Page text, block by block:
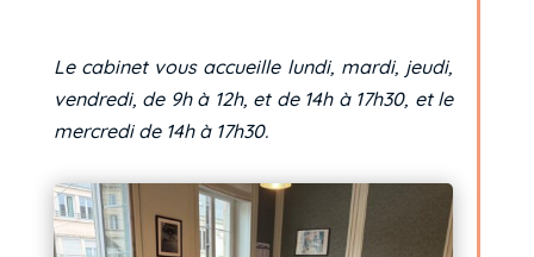
Le cabinet vous accueille lundi, mardi, jeudi,
vendredi, de 9h à 12h, et de 14h à 17h30, et le
mercredi de 14h à 17h30.